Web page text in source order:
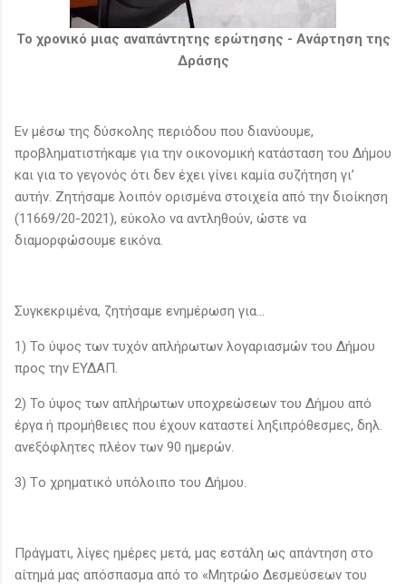
Το χρονικό μιας αναπάντητης ερώτησης - Ανάρτηση της
Δράσης
Εν μέσω της δύσκολης περιόδου που διανύουμε,
προβληματιστήκαμε για την οικονομική κατάσταση του Δήμου
και για το γεγονός ότι δεν έχει γίνει καμία συζήτηση γι’
αυτήν. Ζητήσαμε λοιπόν ορισμένα στοιχεία από την διοίκηση
(11669/20-2021), εύκολο να αντληθούν, ώστε να
διαμορφώσουμε εικόνα.
Συγκεκριμένα, ζητήσαμε ενημέρωση για...
1) Το ύψος των τυχόν απλήρωτων λογαριασμών του Δήμου
προς την ΕΥΔΑΠ.
2) Το ύψος των απλήρωτων υποχρεώσεων του Δήμου από
έργα ή προμήθειες που έχουν καταστεί ληξιπρόθεσμες, δηλ.
ανεξόφλητες πλέον των 90 ημερών.
3) Tο χρηματικό υπόλοιπο του Δήμου.
Πράγματι, λίγες ημέρες μετά, μας εστάλη ως απάντηση στο
αίτημά μας απόσπασμα από το «Μητρώο Δεσμεύσεων του